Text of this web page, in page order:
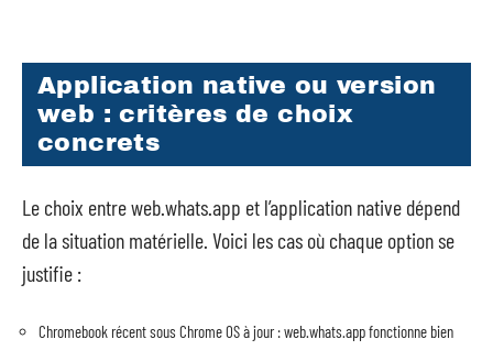
Application native ou version
web : critères de choix
concrets
Le choix entre web.whats.app et l’application native dépend
de la situation matérielle. Voici les cas où chaque option se
justifie :
Chromebook récent sous Chrome OS à jour : web.whats.app fonctionne bien